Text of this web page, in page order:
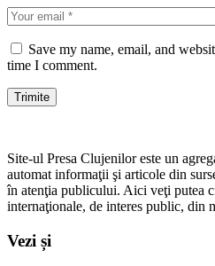
Save my name, email, and
time I comment.
Site-ul Presa Clujenilor este un
automat informaţii şi articole din
în atenţia publicului. Aici veţi putea
internaţionale, de interes public, din
Vezi și